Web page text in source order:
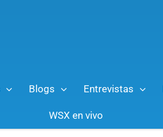
Blogs Entrevistas
WSX en vivo